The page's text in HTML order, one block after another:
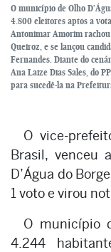
O município de Olho
4.800 eleitores aptos a
Antonimar Amorim
Queiroz, e se lançou
Fernandes. Diante do
Ana Laize Dias Sales, do
para sucedê-la na
O vice-
Brasil, venceu
D’Água do
1 voto e virou
O município
4.244